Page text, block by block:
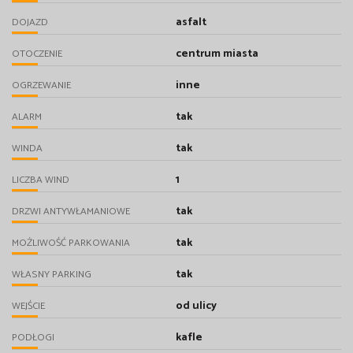
DOJAZD asfalt
OTOCZENIE centrum miasta
OGRZEWANIE inne
ALARM tak
WINDA tak
LICZBA WIND 1
DRZWI ANTYWŁAMANIOWE tak
MOŻLIWOŚĆ PARKOWANIA tak
WŁASNY PARKING tak
WEJŚCIE od ulicy
PODŁOGI kafle